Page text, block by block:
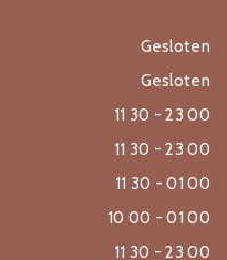
Gesloten
Gesloten
11 30 - 23 00
11 30 - 23 00
11 30 - 01 00
10 00 - 01 00
11 30 - 23 00